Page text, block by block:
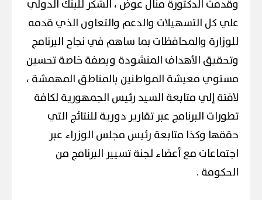
وقدمت الدكتورة منال عوض ، الشكر للبنك الدولي
علي كل التسهيلات والدعم والتعاون الذي قدمه
للوزارة والمحافظات بما ساهم في نجاح البرنامج
وتحقيق الأهداف المنشودة وبصفة خاصة تحسين
مستوي معيشة المواطنين بالمناطق المهمشة ،
لافتة إلي متابعة السيد رئيس الجمهورية لكافة
تطورات البرنامج عبر تقارير دورية للنتائج التي
حققها وكذا متابعة رئيس مجلس الوزراء عبر
اجتماعات مع أعضاء لجنة تسيير البرنامج من
الحكومة .